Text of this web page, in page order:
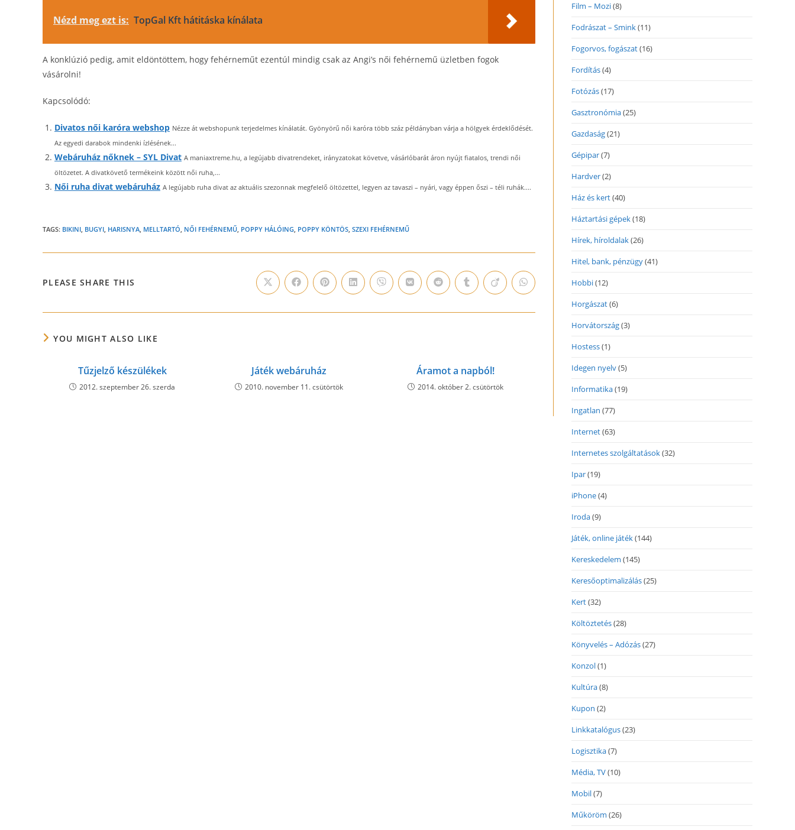
Nézd meg ezt is: TopGal Kft hátitáska kínálata
A konklúzió pedig, amit eldöntöttem, hogy fehérneműt ezentúl mindig csak az Angi’s női fehérnemű üzletben fogok
vásárolni!
Kapcsolódó:
Divatos női karóra webshop Nézze át webshopunk terjedelmes kínálatát. Gyönyörű női karóra több száz példányban várja a hölgyek érdeklődését.
Az egyedi darabok mindenki ízlésének...
Webáruház nőknek – SYL Divat A maniaxtreme.hu, a legújabb divatrendeket, irányzatokat követve, vásárlóbarát áron nyújt fiatalos, trendi női
öltözetet. A divatkövető termékeink között női ruha,...
Női ruha divat webáruház A legújabb ruha divat az aktuális szezonnak megfelelő öltözettel, legyen az tavaszi – nyári, vagy éppen őszi – téli ruhák....
TAGS: BIKINI, BUGYI, HARISNYA, MELLTARTÓ, NŐI FEHÉRNEMŰ, POPPY HÁLÓING, POPPY KÖNTÖS, SZEXI FEHÉRNEMŰ
PLEASE SHARE THIS Opens
in
new
Opens
in
new
Opens
in
new
Opens
in
new
Opens
in
new
Opens
in
new
Opens
in
new
Opens
in
new
Opens
in
new
Opens
in
new
YOU MIGHT ALSO LIKE
Tűzjelző készülékek
2012. szeptember 26. szerda
Játék webáruház
2010. november 11. csütörtök
Áramot a napból!
2014. október 2. csütörtök
Film – Mozi(8)
Fodrászat – Smink(11)
Fogorvos, fogászat(16)
Fordítás(4)
Fotózás(17)
Gasztronómia(25)
Gazdaság(21)
Gépipar(7)
Hardver(2)
Ház és kert(40)
Háztartási gépek(18)
Hírek, híroldalak(26)
Hitel, bank, pénzügy(41)
Hobbi(12)
Horgászat(6)
Horvátország(3)
Hostess(1)
Idegen nyelv(5)
Informatika(19)
Ingatlan (77)
Internet(63)
Internetes szolgáltatások(32)
Ipar(19)
iPhone(4)
Iroda(9)
Játék, online játék(144)
Kereskedelem (145)
Keresőoptimalizálás(25)
Kert(32)
Költöztetés(28)
Könyvelés – Adózás(27)
Konzol(1)
Kultúra(8)
Kupon (2)
Linkkatalógus(23)
Logisztika(7)
Média, TV(10)
Mobil(7)
Műköröm (26)